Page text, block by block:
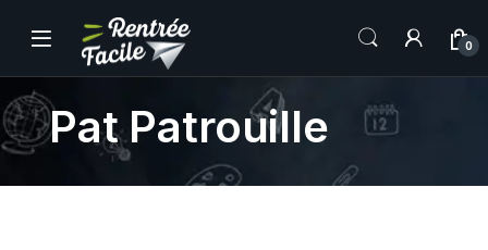
0
Pat Patrouille